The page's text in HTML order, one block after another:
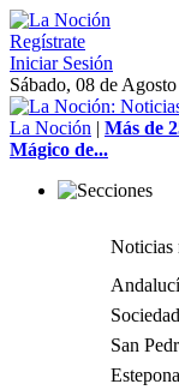
Regístrate
Iniciar Sesión
Sábado, 08 de
La Noción | Más de
Mágico de...
Noticias
Sociedad
San
Estepona